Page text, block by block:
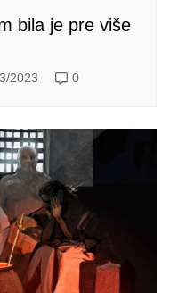
bila je pre više
2023 0